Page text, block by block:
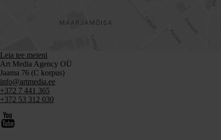
Leia tee meieni
Art Media Agency OÜ
Jaama 76 (C korpus)
info@artmedia.ee
+372 7 441 365
+372 53 312 030